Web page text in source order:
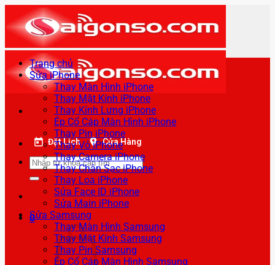
qua
nội
dung
Đặt Lịch Cửa Hàng
Tìm
kiếm:
0
Trang chủ
Sửa iPhone
Thay Màn Hình iPhone
Thay Mặt Kính iPhone
Thay Kính Lưng iPhone
Ép Cổ Cáp Màn Hình iPhone
Thay Pin iPhone
Thay Vỏ iPhone
Thay Camera iPhone
Thay Chân Sạc iPhone
Thay Loa iPhone
Sửa Face ID iPhone
Sửa Main iPhone
Sửa Samsung
Thay Màn Hình Samsung
Thay Mặt Kính Samsung
Thay Pin Samsung
Ép Cổ Cáp Màn Hình Samsung